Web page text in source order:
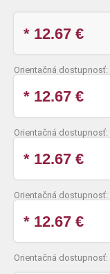
* 12.67 €
Orientačná dostupnosť:
* 12.67 €
Orientačná dostupnosť:
* 12.67 €
Orientačná dostupnosť:
* 12.67 €
Orientačná dostupnosť: